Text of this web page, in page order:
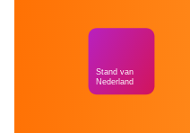
Stand van
Nederland